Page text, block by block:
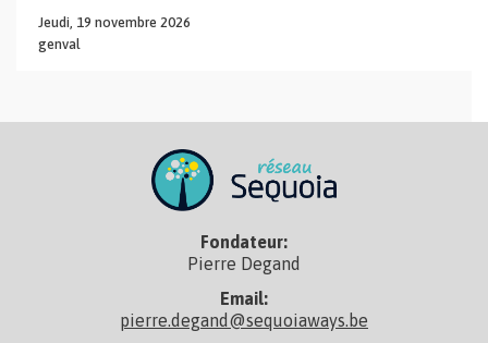
Jeudi, 19 novembre 2026
genval
Fondateur:
Pierre Degand
Email:
pierre.degand@sequoiaways.be